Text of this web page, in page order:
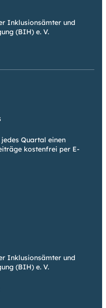
Inklusionsämter und
(BIH) e. V.
Quartal einen
kostenfrei per E-
Inklusionsämter und
(BIH) e. V.